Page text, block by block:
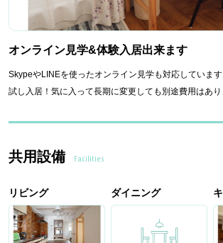
オンライン見学&体験入居出来ます
SkypeやLINEを使ったオンライン見学も対応していま
試し入居！気に入って長期に変更しても別途費用はあり
共用設備 Facilities
リビング ダイニング